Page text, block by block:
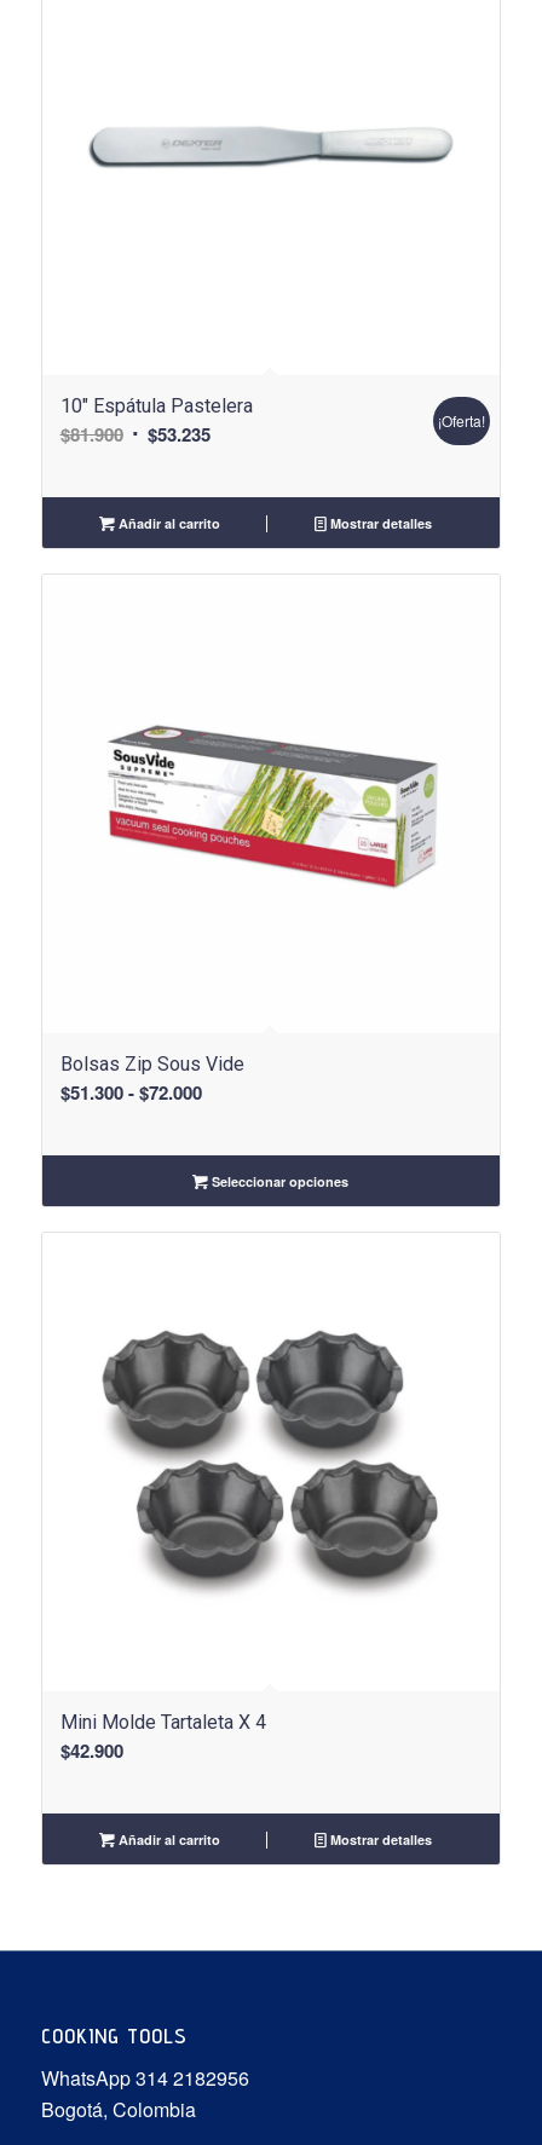
10″ Espátula Pastelera
$81.900 El
era:
$81.900.
$53.235El
es:
$53.235.
¡Oferta!
Añadir al carrito Mostrar detalles
Bolsas Zip Sous Vide
$51.300 - $72.000Rango
desde
$51.300
hasta
Seleccionar opciones
Mini Molde Tartaleta X 4
$42.900
Añadir al carrito Mostrar detalles
COOKING TOOLS
WhatsApp 314 2182956
Bogotá, Colombia